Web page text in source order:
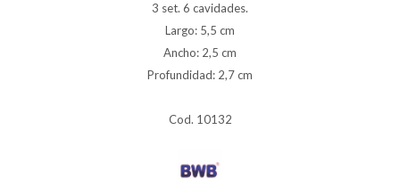
3 set. 6 cavidades.
Largo: 5,5 cm
Ancho: 2,5 cm
Profundidad: 2,7 cm
Cod. 10132